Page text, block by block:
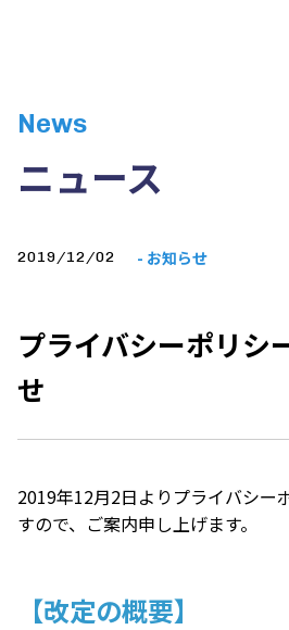
News
ニュース
2019/12/02 - お知らせ
プライバシーポリシ
せ
2019年12月2日よりプライバシー
すので、ご案内申し上げます。
【改定の概要】